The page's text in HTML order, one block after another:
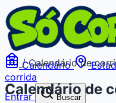
Calendário
corrida
Entrar
Buscar
/ Calendário de
Calendário de